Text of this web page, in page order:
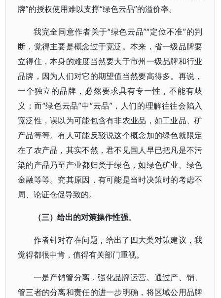
牌”的授权使用难以支撑“绿色云品”的溢价率。
我完全同意作者关于“绿色云品”“定位不准”的判
断，觉得主要是概念过于宽泛。本来，省一级品牌要
立得住，本身的难度当然要大于市州一级品牌和行业
品牌，因为人们对它的期望值当然要高得多。再说，
一个独立的品牌，必然要求具有专一性，不能有歧
义；而“绿色云品”中“云品”，人们的理解往往会陷入
宽泛性，误以为可能包含有非农业品，如工业品、矿
产品等等。有人可能反驳说这个概念加的绿色就限定
在了农产品，其实不然，君不见国人早已把凡是不污
染的产品乃至产业都归类于绿色，如绿色矿业、绿色
金融等等。究其原因，有可能是当时决策时的考虑不
周、论证仓促导致的。
（三）给出的对策操作性强。
作者针对存在问题，给出了四大类对策建议，我
觉得都很中肯，值得有关部门重视。
一是产销管分离，强化品牌运营。通过产、销、
管三者的分离和责任的进一步明确，将区域公用品牌